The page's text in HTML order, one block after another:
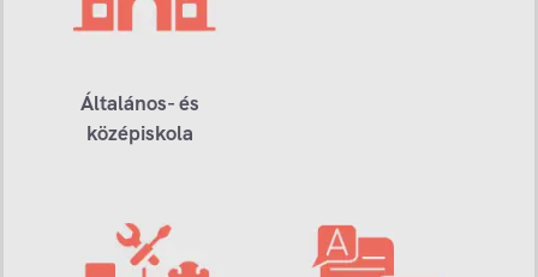
Általános- és
középiskola